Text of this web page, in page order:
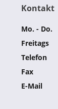
Kontakt
Mo. - Do.
Freitags
Telefon
Fax
E-Mail